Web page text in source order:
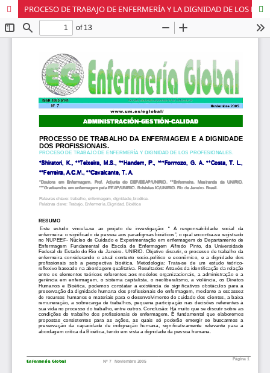
PROCESO DE TRABAJO DE ENFERMERÍA Y LA DIGNIDAD DE LOS PROFESIONALES.